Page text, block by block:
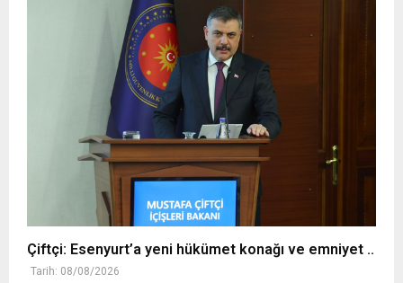
Çiftçi: Esenyurt’a yeni hükümet konağı ve emniyet ..
Tarih: 08/08/2026